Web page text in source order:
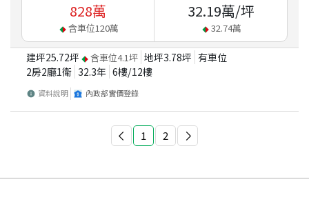
828萬
含車位120萬
32.19萬/坪
32.74萬
建坪25.72坪 含車位4.1坪 地坪3.78坪 有車位
2房2廳1衛 32.3年 6樓/12樓
資料說明 內政部實價登錄
1 2